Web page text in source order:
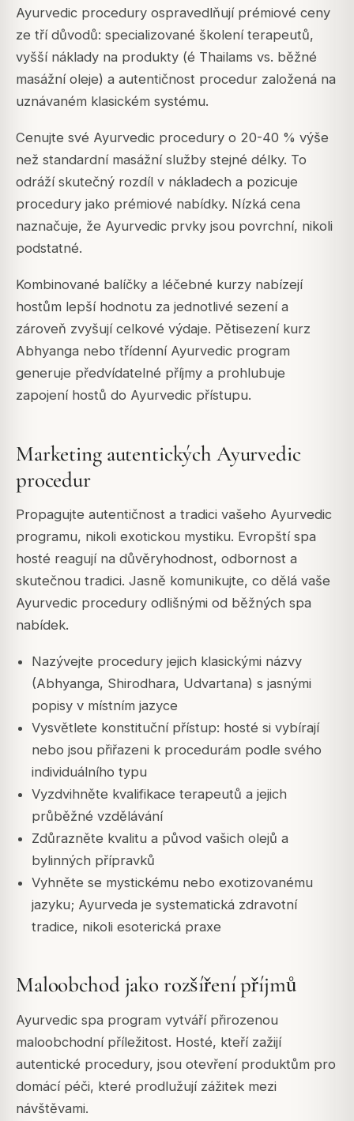
Ayurvedic procedury ospravedlňují prémiové ceny
ze tří důvodů: specializované školení terapeutů,
vyšší náklady na produkty (é Thailams vs. běžné
masážní oleje) a autentičnost procedur založená na
uznávaném klasickém systému.
Cenujte své Ayurvedic procedury o 20-40 % výše
než standardní masážní služby stejné délky. To
odráží skutečný rozdíl v nákladech a pozicuje
procedury jako prémiové nabídky. Nízká cena
naznačuje, že Ayurvedic prvky jsou povrchní, nikoli
podstatné.
Kombinované balíčky a léčebné kurzy nabízejí
hostům lepší hodnotu za jednotlivé sezení a
zároveň zvyšují celkové výdaje. Pětisezení kurz
Abhyanga nebo třídenní Ayurvedic program
generuje předvídatelné příjmy a prohlubuje
zapojení hostů do Ayurvedic přístupu.
Marketing autentických Ayurvedic
procedur
Propagujte autentičnost a tradici vašeho Ayurvedic
programu, nikoli exotickou mystiku. Evropští spa
hosté reagují na důvěryhodnost, odbornost a
skutečnou tradici. Jasně komunikujte, co dělá vaše
Ayurvedic procedury odlišnými od běžných spa
nabídek.
Nazývejte procedury jejich klasickými názvy
(Abhyanga, Shirodhara, Udvartana) s jasnými
popisy v místním jazyce
Vysvětlete konstituční přístup: hosté si vybírají
nebo jsou přiřazeni k procedurám podle svého
individuálního typu
Vyzdvihněte kvalifikace terapeutů a jejich
průběžné vzdělávání
Zdůrazněte kvalitu a původ vašich olejů a
bylinných přípravků
Vyhněte se mystickému nebo exotizovanému
jazyku; Ayurveda je systematická zdravotní
tradice, nikoli esoterická praxe
Maloobchod jako rozšíření příjmů
Ayurvedic spa program vytváří přirozenou
maloobchodní příležitost. Hosté, kteří zažijí
autentické procedury, jsou otevření produktům pro
domácí péči, které prodlužují zážitek mezi
návštěvami.